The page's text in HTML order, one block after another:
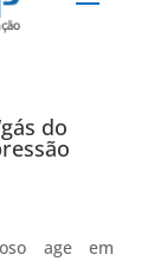
do
age em